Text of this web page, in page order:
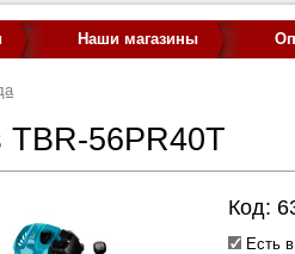
Наши магазины
TBR-56PR40T
Код:
Есть